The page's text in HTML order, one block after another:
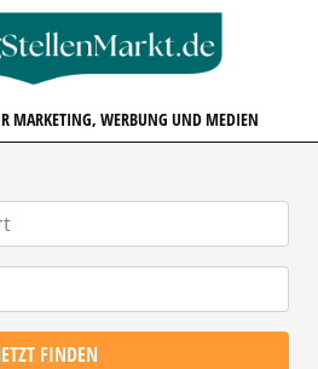
MARKETING, WERBUNG UND MEDIEN
FINDEN